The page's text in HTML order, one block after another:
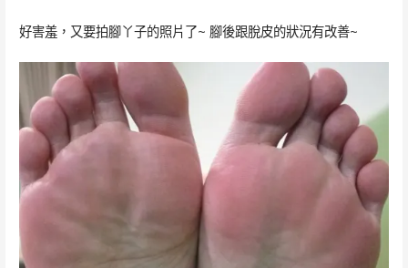
好害羞，又要拍腳丫子的照片了~ 腳後跟脫皮的狀況有改善~